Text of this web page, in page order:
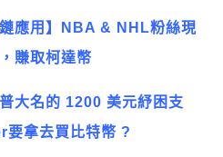
鏈應用】NBA & NHL粉絲現
賺取柯達幣
大名的 1200 美元紓困支
拿去買比特幣 ?